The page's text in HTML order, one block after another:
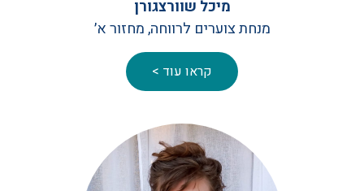
מיכל שוורצגורן
מנחת צוערים לרווחה, מחזור א׳
קראו עוד >